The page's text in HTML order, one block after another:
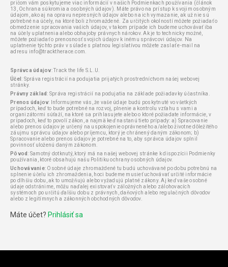
pričom vám poskytujeme viac informácií v našich Podmienkach používania (článok
13, Ochrana súkromia a osobných údajov). Máte právo na prístup k svojim osobným
údajom, ako aj na opravu nepresných údajov alebo na ich vymazanie, ak už nie sú
potrebné na účely, na ktoré boli zhromaždené. Za určitých okolností môžete požiadať o
obmedzenie spracovania vašich údajov, v takom prípade ich budeme uchovávať iba
na účely uplatnenia alebo obhajoby právnych nárokov. Ak je to technicky možné,
môžete požiadať o prenosnosť svojich údajov k inému správcovi údajov. Na
uplatnenie týchto práv v súlade s platnou legislatívou môžete zaslať e-mail na
adresu info@tracktherace.com
Správca údajov: Track the life S.L.U.
Účel : Správa registrácií na podujatia prijatých prostredníctvom našej webovej
stránky.
Právny základ : Správa registrácií na podujatia na základe požiadavky účastníka.
Prenos údajov: Informujeme vás, že vaše údaje budú poskytnuté vo všetkých
prípadoch, keď to bude potrebné na rozvoj, plnenie a kontrolu vzťahu s vami a
organizátormi súťaží, na ktoré sa prihlasujete alebo o ktoré požiadate informácie, v
prípadoch, keď to povolí zákon, a najmä keď nastanú tieto prípady: a) Spracovanie
alebo prenos údajov je určený na uspokojenie oprávneného a/alebo životne dôležitého
záujmu správcu údajov alebo príjemcu, ktorý je chránený daným zákonom; b)
Spracovanie alebo prenos údajov je potrebné na to, aby správca údajov splnil
povinnosť uloženú daným zákonom.
Pôvod : Samotný dotknutý, ktorý má na našej webovej stránke k dispozícii Podmienky
používania, ktoré obsahujú našu Politiku ochrany osobných údajov.
Uchovávanie: Osobné údaje zhromaždené tu budú uchovávané po dobu potrebnú na
splnenie účelu ich zhromaždenia, hoci budeme musieť uchovávať určité informácie
po dlhšiu dobu, ak to umožňujú alebo vyžadujú platné zákony. Aj keď vaše osobné
údaje odstránime, môžu naďalej existovať v záložných alebo zálohovacích
systémoch po určitú ďalšiu dobu z právnych, daňových alebo regulačných dôvodov
alebo z legitímnych a zákonných obchodných dôvodov.
Máte účet? Prihlásiť sa